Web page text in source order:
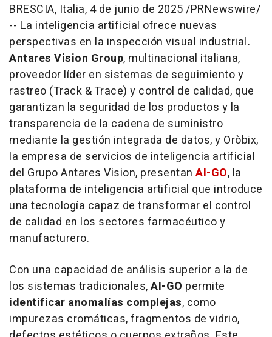
BRESCIA, Italia, 4 de junio de 2025/PRNewswire/
-- La inteligencia artificial ofrece nuevas
perspectivas en la inspección visual industrial.
Antares Vision Group, multinacional italiana,
proveedor líder en sistemas de seguimiento y
rastreo (Track & Trace) y control de calidad, que
garantizan la seguridad de los productos y la
transparencia de la cadena de suministro
mediante la gestión integrada de datos, y Oròbix,
la empresa de servicios de inteligencia artificial
del Grupo Antares Vision, presentanAI-GO, la
plataforma de inteligencia artificial que introduce
una tecnología capaz de transformar el control
de calidad en los sectores farmacéutico y
manufacturero.
Con una capacidad de análisis superior a la de
los sistemas tradicionales,AI-GO permite
identificar anomalías complejas, como
impurezas cromáticas, fragmentos de vidrio,